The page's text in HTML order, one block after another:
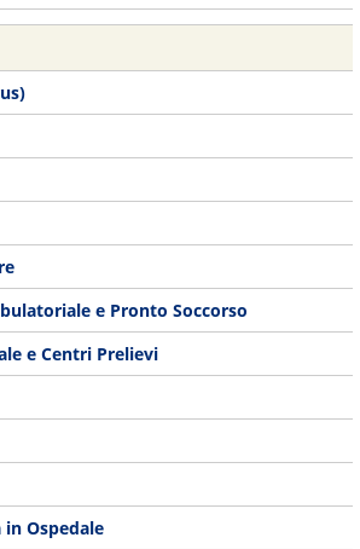
e Pronto Soccorso
e Centri Prelievi
in Ospedale